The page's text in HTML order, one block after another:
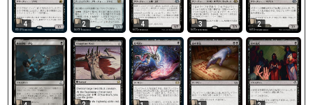
4 2 4 3 2